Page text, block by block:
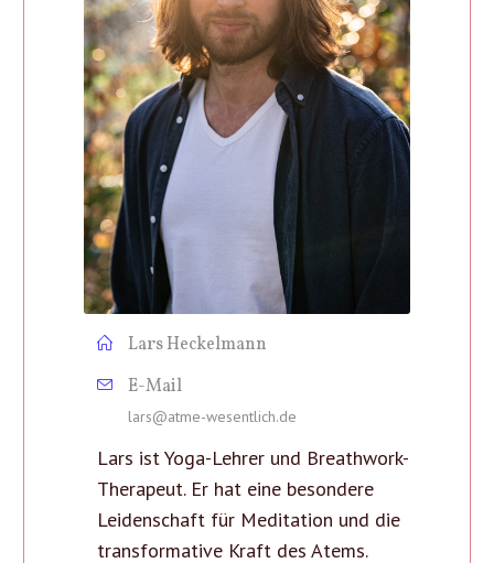
Lars Heckelmann
E-Mail
lars@atme-wesentlich.de
Lars ist Yoga-Lehrer und Breathwork-
Therapeut. Er hat eine besondere
Leidenschaft für Meditation und die
transformative Kraft des Atems.